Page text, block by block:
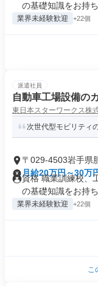
の基礎知識をお持
業界未経験歓迎 +22個
派遣社員
自動車工場設備の
東日本スターワークス株
次世代型モビリティ
〒029-4503岩手県
月給20万円～30万
資格 職業訓練校、
の基礎知識をお持
業界未経験歓迎 +22個
こ